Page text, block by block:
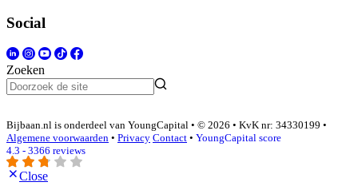
Social
Zoeken
Bijbaan.nl is onderdeel van YoungCapital • © 2026 • KvK nr: 34330199 •
Algemene voorwaarden • Privacy Contact • YoungCapital score
4.3 - 3366 reviews
Close